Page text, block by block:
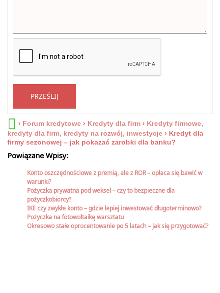
PRZEŚLIJ
› Forum kredytowe › Kredyty dla firm › Kredyty firmowe,
kredyty dla firm, kredyty na rozwój, inwestycje › Kredyt dla
firmy sezonowej – jak pokazać zarobki dla banku?
Powiązane Wpisy:
Konto oszczędnościowe z premią, ale z ROR – opłaca się bawić w
warunki?
Pożyczka prywatna pod weksel – czy to bezpieczne dla
pożyczkobiorcy?
IKE czy zwykłe konto – gdzie lepiej inwestować długoterminowo?
Pożyczka na fotowoltaikę warsztatu
Okresowo stałe oprocentowanie po 5 latach – jak się przygotować?